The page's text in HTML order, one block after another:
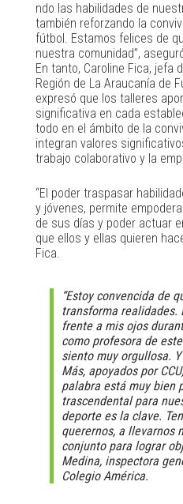
ndo las habilidades de
también reforzando la
fútbol. Estamos felices de
nuestra comunidad”,
En tanto, Caroline Fica, jefa
Región de La Araucanía de
expresó que los talleres
significativa en cada
todo en el ámbito de la
integran valores
trabajo colaborativo y la
“El poder traspasar
y jóvenes, permite
de sus días y poder actuar
que ellos y ellas quieren
Fica.
“Estoy convencida de
transforma realidades.
frente a mis ojos
como profesora de
siento muy orgullosa.
Más, apoyados por
palabra está muy bien
trascendental para
deporte es la clave.
querernos, a llevarnos
conjunto para lograr
Medina, inspectora
Colegio América.